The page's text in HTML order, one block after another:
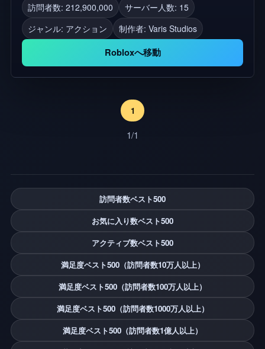
訪問者数: 212,900,000
サーバー人数: 15
ジャンル: アクション
制作者: Varis Studios
Robloxへ移動
1
1/1
訪問者数ベスト500
お気に入り数ベスト500
アクティブ数ベスト500
満足度ベスト500（訪問者数10万人以上）
満足度ベスト500（訪問者数100万人以上）
満足度ベスト500（訪問者数1000万人以上）
満足度ベスト500（訪問者数1億人以上）